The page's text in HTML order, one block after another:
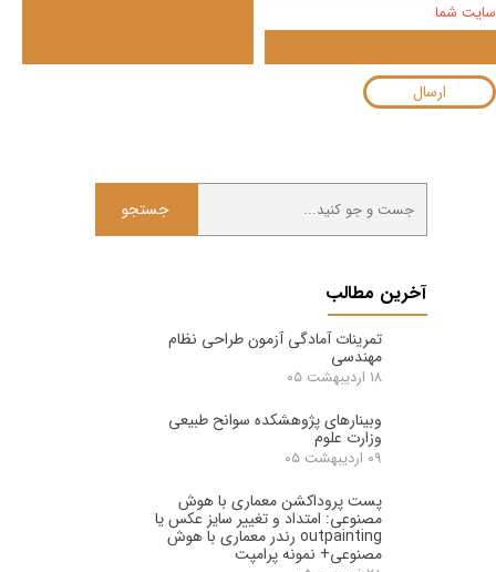
سایت شما
ارسال
آخرین مطالب
تمرینات آمادگی آزمون طراحی نظام
مهندسی
۱۸ اردیبهشت ۰۵
وبینارهای پژوهشکده سوانح طبیعی
وزارت علوم
۰۹ اردیبهشت ۰۵
پست پروداکشن معماری با هوش
مصنوعی: امتداد و تغییر سایز عکس یا
outpainting رندر معماری با هوش
مصنوعی+ نمونه پرامپت
جستجو